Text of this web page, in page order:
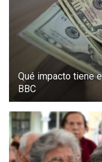
Qué impacto tiene
BBC